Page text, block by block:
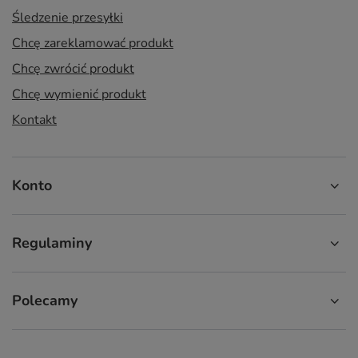
Śledzenie przesyłki
Chcę zareklamować produkt
Chcę zwrócić produkt
Chcę wymienić produkt
Kontakt
Konto
Regulaminy
Polecamy